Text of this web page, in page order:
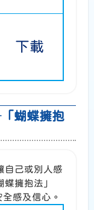
下載
蝴蝶擁抱
自己或別人感
擁抱法」
感及信心。